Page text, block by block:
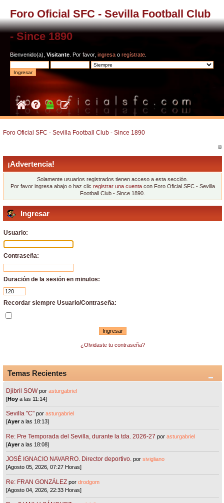
Foro Oficial SFC - Sevilla Football Club
- Since 1890
Bienvenido(a), Visitante . Por favor, ingresa o regístrate
Foro Oficial SFC - Sevilla Football Club - Since 1890
¡Advertencia!
Solamente usuarios registrados tienen acceso a esta sección.
Por favor ingresa abajo o haz clic registrar una cuentacon Foro Oficial SFC - Sevilla
Football Club - Since 1890.
Ingresar
Usuario:
Contraseña:
Duración de la sesión en minutos:
Recordar siempre Usuario/Contraseña:
¿Olvidaste tu contraseña?
Temas Recientes
Djibril SOW porasturgabriel
[Hoy a las 11:14]
Sevilla "C"porasturgabriel
[Ayera las 18:13]
Re: Pre Temporada del Sevilla, durante la tda. 2026-27 porasturgabriel
[Ayera las 18:08]
JOSÉ IGNACIO NAVARRO. Director deportivo. porsivigliano
[Agosto 05, 2026, 07:27 Horas]
Re: FRAN GONZÁLEZ pordrodgom
[Agosto 04, 2026, 22:33 Horas]